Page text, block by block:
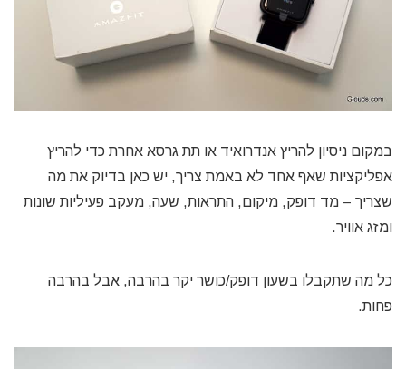
במקום ניסיון להריץ אנדרואיד או תת גרסא אחרת כדי להריץ
אפליקציות שאף אחד לא באמת צריך, יש כאן בדיוק את מה
שצריך – מד דופק, מיקום, התראות, שעה, מעקב פעיליות שונות
ומזג אוויר.
כל מה שתקבלו בשעון דופק/כושר יקר בהרבה, אבל בהרבה
פחות.